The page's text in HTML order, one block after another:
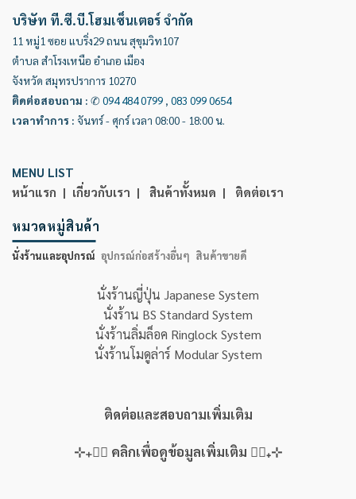
บริษัท ที.ซี.บี.โฮมเซ็นเตอร์ จำกัด
11 หมู่1 ซอย แบริ่ง29 ถนน สุขุมวิท107
ตำบล สำโรงเหนือ อำเภอ เมือง
จังหวัด สมุทรปราการ 10270
ติดต่อสอบถาม : ✆ 094 484 0799 , 083 099 0654
เวลาทำการ : จันทร์ - ศุกร์ เวลา 08:00 - 18:00 น.
MENU LIST
หน้าแรก | เกี่ยวกับเรา | สินค้าทั้งหมด | ติดต่อเรา
หมวดหมู่สินค้า
นั่งร้านและอุปกรณ์ อุปกรณ์ก่อสร้างอื่นๆ สินค้าขายดี
นั่งร้านญี่ปุ่น Japanese System
นั่งร้าน BS Standard System
นั่งร้านลิ่มล็อค Ringlock System
นั่งร้านโมดูล่าร์ Modular System
ติดต่อและสอบถามเพิ่มเติม
⊹₊👇🏻 คลิกเพื่อดูข้อมูลเพิ่มเติม 👇🏻₊⊹